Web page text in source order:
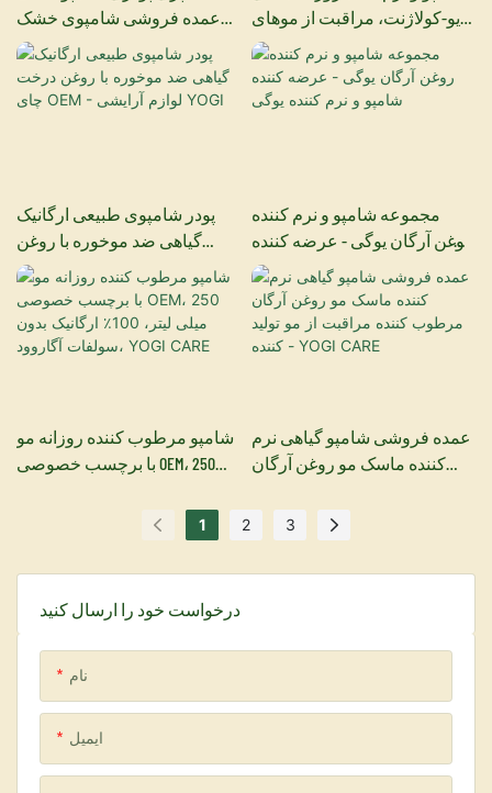
درخواست خود را ارسال کنید
نام
ایمیل
عمده فروشی شامپوی خشک
حجم دهنده روغن نارگیل طبیعی
برای موهای چرب
یو-کولاژنت، مراقبت از موهای
صاف و نرم، محصولات جدید -
لوازم آرایشی یوگی
پودر شامپوی طبیعی ارگانیک
گیاهی ضد موخوره با روغن
درخت چای OEM - لوازم آرایشی
YOGI
مجموعه شامپو و نرم کننده
روغن آرگان یوگی - عرضه کننده
شامپو و نرم کننده یوگی
شامپو مرطوب کننده روزانه مو
با برچسب خصوصی OEM، 250
سولفات آگاروود، YOGI CARE
عمده فروشی شامپو گیاهی نرم
کننده ماسک مو روغن آرگان
تولید کننده - YOGI CARE
1 2 3